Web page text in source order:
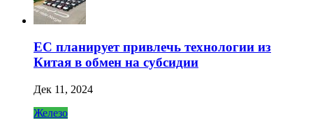
ЕС планирует привлечь технологии из
Китая в обмен на субсидии
Дек 11, 2024
Железо